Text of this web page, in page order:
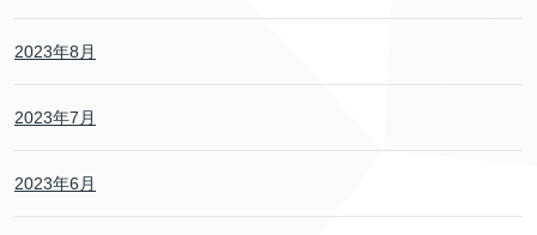
2023年8月
2023年7月
2023年6月